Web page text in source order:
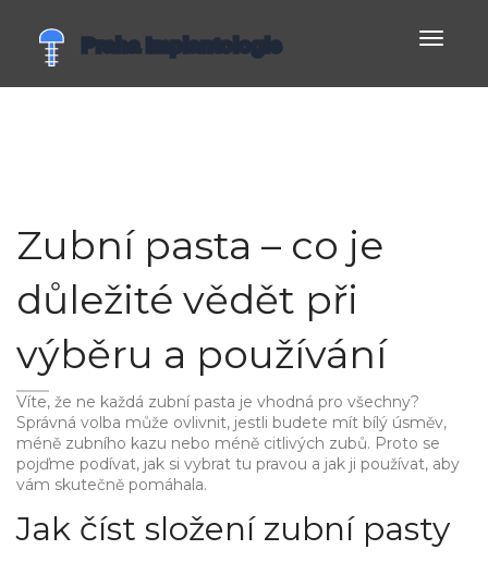
Zubní pasta – co je
důležité vědět při
výběru a používání
Víte, že ne každá zubní pasta je vhodná pro všechny?
Správná volba může ovlivnit, jestli budete mít bílý úsměv,
méně zubního kazu nebo méně citlivých zubů. Proto se
pojďme podívat, jak si vybrat tu pravou a jak ji používat, aby
vám skutečně pomáhala.
Jak číst složení zubní pasty